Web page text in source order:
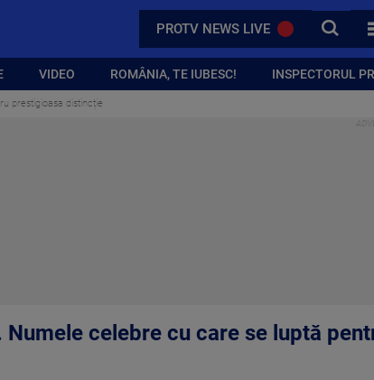
PROTV NEWS LIVE CAUTA
VIDEO ROMÂNIA, TE IUBESC! INSPECTORUL
prestigioasa distincție
celebre cu care se luptă